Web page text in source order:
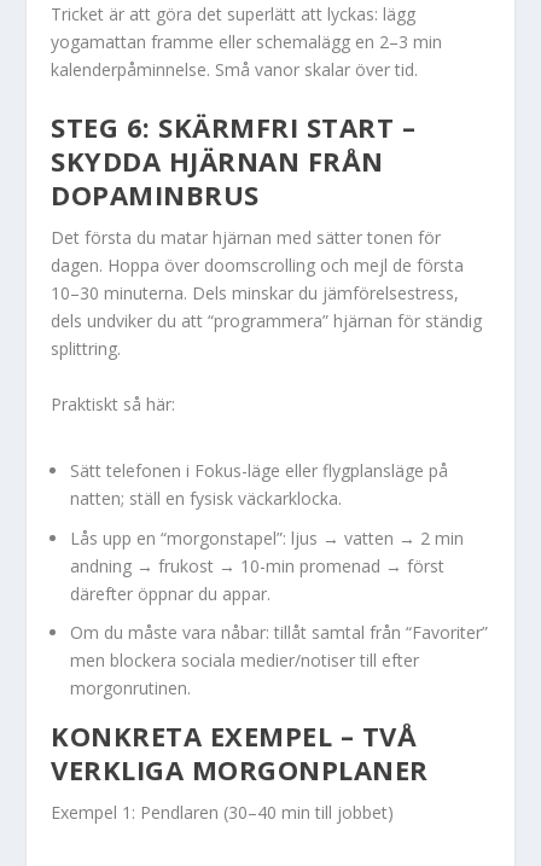
Tricket är att göra det superlätt att lyckas: lägg
yogamattan framme eller schemalägg en 2–3 min
kalenderpåminnelse. Små vanor skalar över tid.
STEG 6: SKÄRMFRI START –
SKYDDA HJÄRNAN FRÅN
DOPAMINBRUS
Det första du matar hjärnan med sätter tonen för
dagen. Hoppa över doomscrolling och mejl de första
10–30 minuterna. Dels minskar du jämförelsestress,
dels undviker du att “programmera” hjärnan för ständig
splittring.
Praktiskt så här:
Sätt telefonen i Fokus-läge eller flygplansläge på
natten; ställ en fysisk väckarklocka.
Lås upp en “morgonstapel”: ljus → vatten → 2 min
andning → frukost → 10-min promenad → först
därefter öppnar du appar.
Om du måste vara nåbar: tillåt samtal från “Favoriter”
men blockera sociala medier/notiser till efter
morgonrutinen.
KONKRETA EXEMPEL – TVÅ
VERKLIGA MORGONPLANER
Exempel 1: Pendlaren (30–40 min till jobbet)